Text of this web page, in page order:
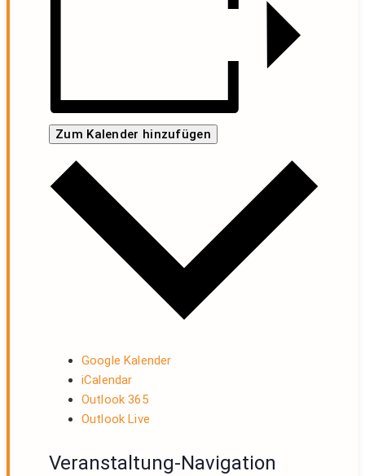
Zum Kalender hinzufügen
Google Kalender
iCalendar
Outlook 365
Outlook Live
Veranstaltung-Navigation